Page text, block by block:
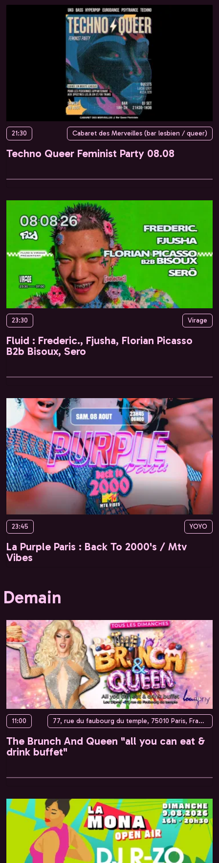
21:30 Cabaret des Merveilles (bar lesbien / queer)
Techno Queer Feminist Party 08.08
23:30 Virage
Fluid : Frederic., Fjusha, Florian Picasso
B2b Bisoux, Sero
23:45 YOYO
La Purple Paris : Back To 2000's / Mtv
Vibes
Demain
11:00 77, rue du faubourg du temple, 75010 Paris, France
The Brunch And Queen "all you can eat &
drink buffet"